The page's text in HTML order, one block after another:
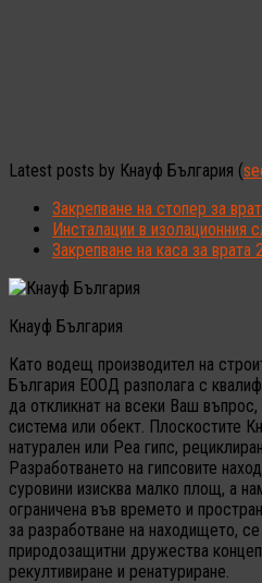
Latest posts by Кнауф България (
Закрепване на стопер за
Инсталации в изолационния
Закрепване на каса за врата 2
Кнауф България
Като водещ производител на
България ЕООД разполага с
да откликнат на всеки Ваш
система или обект. Плоскостите
натурален или Реа гипс,
Разработването на гипсовите
суровини изисква малко площ, а
ограничена във времето и
за разработване на находището,
природозащитни дружества
рекултивиране и ренатуриране.